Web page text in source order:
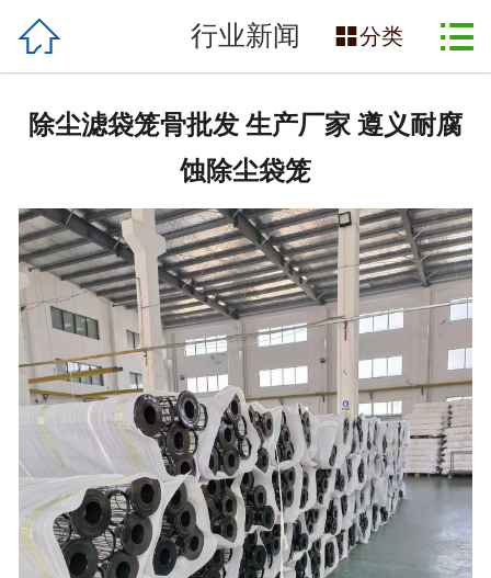
网站首页
产品展示
应用行业
新闻资讯
合作伙伴
联系我们
 行业新闻 分类 
除尘滤袋笼骨批发 生产厂家 遵义耐腐
蚀除尘袋笼